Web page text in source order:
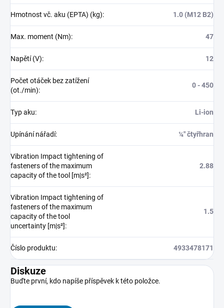
Hmotnost vč. aku (EPTA) (kg): 1.0 (M12 B2)
Max. moment (Nm): 47
Napětí (V): 12
Počet otáček bez zatížení
(ot./min):
0 - 450
Typ aku: Li-ion
Upínání nářadí: ¼″ čtyřhran
Vibration Impact tightening of
fasteners of the maximum
capacity of the tool [m|s²]:
2.88
Vibration Impact tightening of
fasteners of the maximum
capacity of the tool
uncertainty [m|s²]:
1.5
Číslo produktu: 4933478171
Diskuze
Buďte první, kdo napíše příspěvek k této položce.